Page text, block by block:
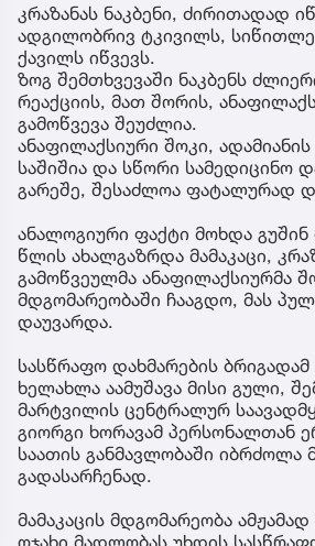
კრაზანას ნაკბენი, ძირითადად
ადგილობრივ ტკივილს,
ქავილს იწვევს.
ზოგ შემთხვევაში ნაკბენს
რეაქციის, მათ შორის,
გამოწვევა შეუძლია.
ანაფილაქსიური შოკი,
საშიშია და სწორი სამედიცინო
გარეშე, შესაძლოა ფატალურად
ანალოგიური ფაქტი მოხდა გუშინ
წლის ახალგაზრდა მამაკაცი,
გამოწვეულმა ანაფილაქსიურმა
მდგომარეობაში ჩააგდო, მას
დაუვარდა.
სასწრაფო დახმარების
ხელახლა აამუშავა მისი გული,
მარტვილის ცენტრალურ
გიორგი ხორავამ პერსონალთან
საათის განმავლობაში იბრძოლა
გადასარჩენად.
მამაკაცის მდგომარეობა
ოჯახი მადლობას უხდის